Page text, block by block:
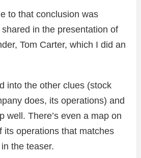
to that conclusion was
in the presentation of
Tom Carter, which I did an
into the other clues (stock
does, its operations) and
well. There’s even a map on
its operations that matches
the teaser.